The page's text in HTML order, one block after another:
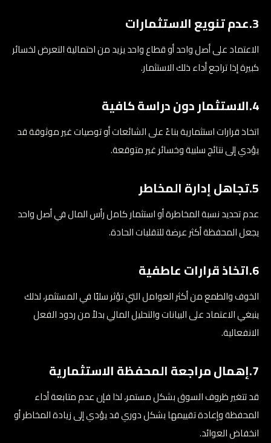
3.عدم تنويع الاستثمارات
الاعتماد على أصل واحد أو قطاع واحد يزيد من احتمالية التعرض لخسائر
كبيرة إذا تراجع أداء ذلك الاستثمار.
4.الاستثمار دون دراسة كافية
اتخاذ قرارات استثمارية بناءً على الشائعات أو توصيات غير موثوقة قد
يؤدي إلى نتائج سلبية وخسائر غير متوقعة.
5.تجاهل إدارة المخاطر
عدم تحديد نسبة المخاطرة أو استثمار كامل رأس المال في أصل واحد
يجعل المحفظة أكثر عرضة للتقلبات الحادة.
6.اتخاذ قرارات عاطفية
الخوف والطمع من أكثر العوامل التي تؤثر سلبًا في المستثمر، لذلك
ينبغي الاعتماد على البيانات والتحليل المالي بدلاً من ردود الفعل
الانفعالية.
7.إهمال مراجعة المحفظة الاستثمارية
قد تتغير ظروف السوق بشكل مستمر، لذا فإن عدم متابعة أداء
المحفظة وإعادة تقييمها بشكل دوري قد يؤدي إلى زيادة المخاطر أو
انخفاض العوائد.